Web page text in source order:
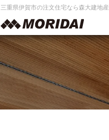
三重県伊賀市の注文住宅なら森大建地産